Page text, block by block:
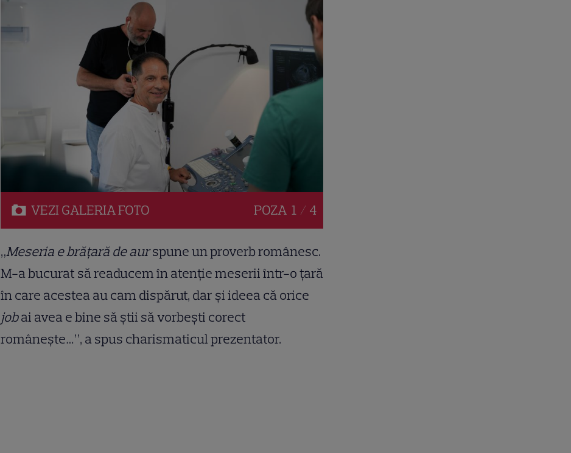
VEZI GALERIAFOTO POZA 1 / 4
„Meseria e brățară de aurspune un proverb românesc.
M-a bucurat să readucem în atenție meserii într-o țară
în care acestea au cam dispărut, dar și ideea că orice
jobai avea e bine să știi să vorbești corect
românește…”, a spus charismaticul prezentator.